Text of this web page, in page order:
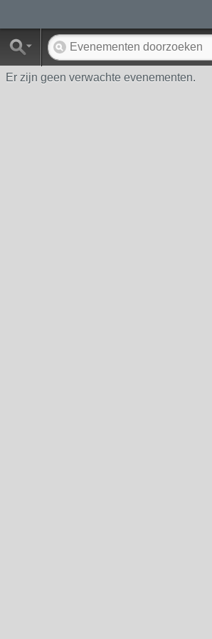
Er zijn geen verwachte evenementen.